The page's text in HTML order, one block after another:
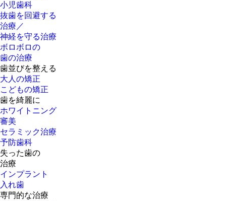
小児歯科
抜歯を回避する
治療／
神経を守る治療
ボロボロの
歯の治療
歯並びを整える
大人の矯正
こどもの矯正
歯を綺麗に
ホワイトニング
審美
セラミック治療
予防歯科
失った歯の
治療
インプラント
入れ歯
専門的な治療